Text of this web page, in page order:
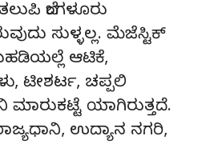
ಬೆಂಗಳೂರು
ಸುಳ್ಳಲ್ಲ. ಮೆಜೆಸ್ಟಿಕ್
ಆಟಿಕೆ,
ಟೀಶರ್ಟ, ಚಪ್ಪಲಿ
ಯಾಗಿರುತ್ತದೆ.
ಉದ್ಯಾನ ನಗರಿ,